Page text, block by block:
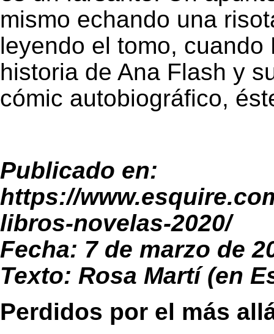
mismo echando una
leyendo el tomo,
historia de Ana Flash y
cómic autobiográfico,
Publicado en:
https://
libros-novelas-2020/
Fecha: 7 de marzo de
Texto: Rosa Martí (en
Perdidos por el más